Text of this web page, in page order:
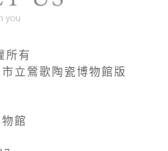
所有
立鶯歌陶瓷博物館版
館